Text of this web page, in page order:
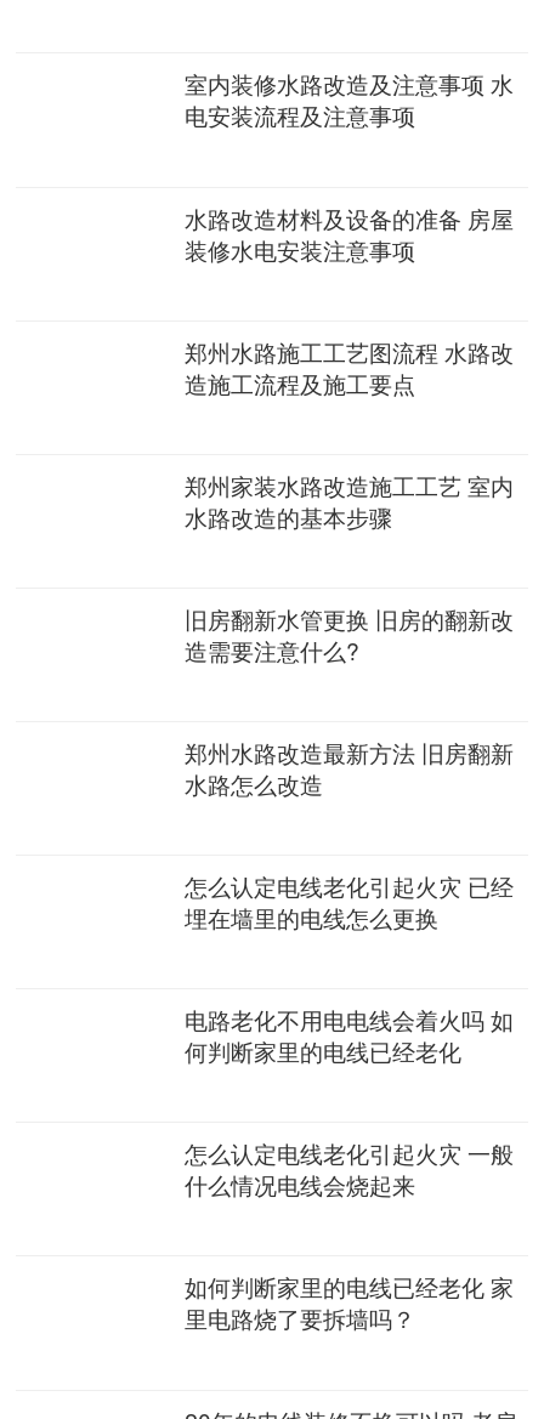
室内装修水路改造及注意事项 水
电安装流程及注意事项
水路改造材料及设备的准备 房屋
装修水电安装注意事项
郑州水路施工工艺图流程 水路改
造施工流程及施工要点
郑州家装水路改造施工工艺 室内
水路改造的基本步骤
旧房翻新水管更换 旧房的翻新改
造需要注意什么?
郑州水路改造最新方法 旧房翻新
水路怎么改造
怎么认定电线老化引起火灾 已经
埋在墙里的电线怎么更换
电路老化不用电电线会着火吗 如
何判断家里的电线已经老化
怎么认定电线老化引起火灾 一般
什么情况电线会烧起来
如何判断家里的电线已经老化 家
里电路烧了要拆墙吗？